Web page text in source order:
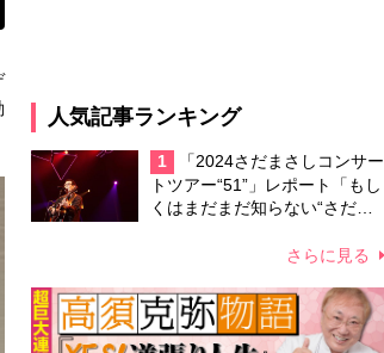
人気記事ランキング
1
「2024さだまさしコンサー
トツアー“51”」レポート「もし
くはまだまだ知らない“さだま
さらに見る